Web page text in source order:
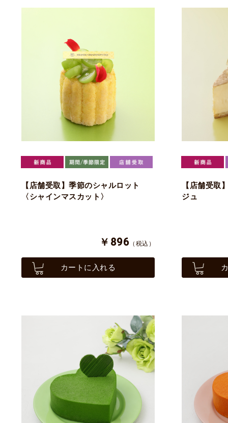
【店舗受取】季節のシャルロット
〈シャインマスカット〉
￥896 （税込）
カートに入れる
【店舗受取
ジュ